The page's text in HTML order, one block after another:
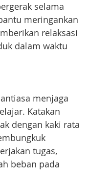
selama
meringankan
relaksasi
dalam waktu
menjaga
Katakan
dengan kaki rata
tugas,
beban pada